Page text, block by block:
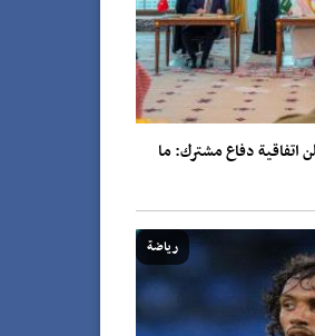
اتفاقية دفاع مشترك: ما
رياضة